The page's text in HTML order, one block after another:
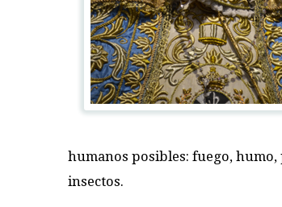
humanos posibles: fuego, humo,
insectos.